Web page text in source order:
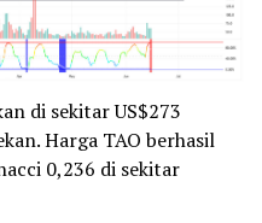
di sekitar US$273
Harga TAO berhasil
0,236 di sekitar